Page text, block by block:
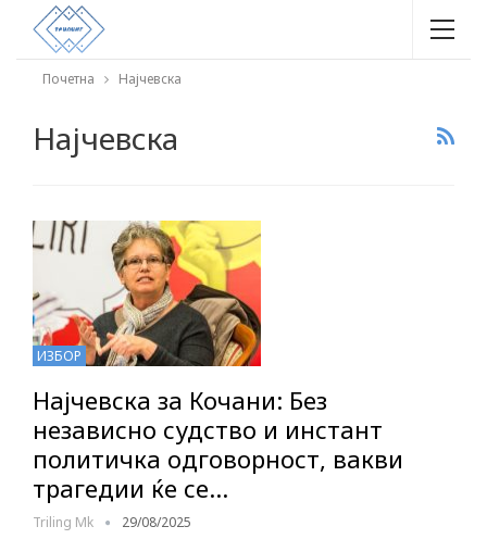
Почетна Најчевска
Најчевска
ИЗБОР
Најчевска за Кочани: Без
независно судство и инстант
политичка одговорност, вакви
трагедии ќе се…
Triling Mk 29/08/2025